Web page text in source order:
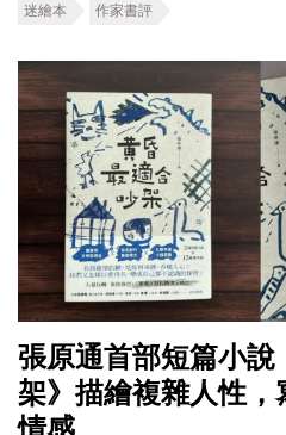
迷繪本 作家書評
張原通首部短篇小說
架》描繪複雜人性，
情感